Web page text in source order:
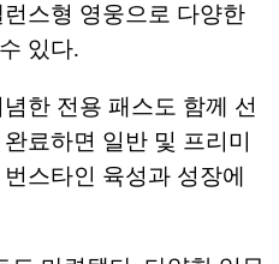
스형 영웅으로 다양한
있다.
한 전용 패스도 함께 선
료하면 일반 및 프리미
스타인 육성과 성장에